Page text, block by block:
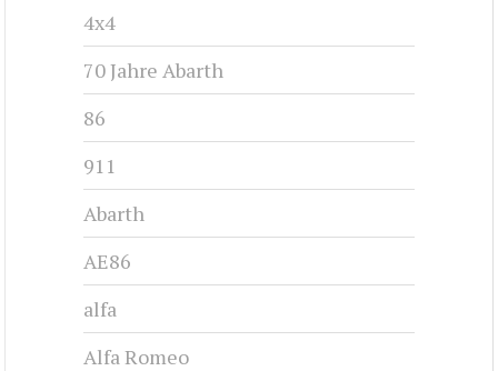
4x4
70 Jahre Abarth
86
911
Abarth
AE86
alfa
Alfa Romeo